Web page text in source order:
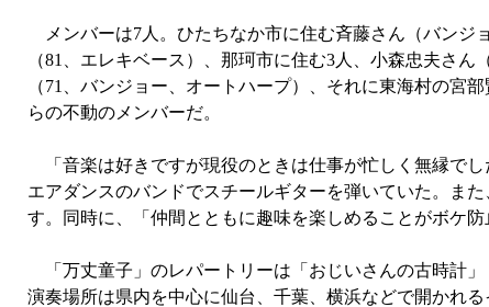
メンバーは7人。ひたちなか市に住む斉藤さん（バンジ
（81、エレキベース）、那珂市に住む3人、小森忠夫さ
（71、バンジョー、オートハープ）、それに東海村の宮
らの不動のメンバーだ。
「音楽は好きですが現役のときは仕事が忙しく無縁で
エアダンスのバンドでスチールギターを弾いていた。ま
す。同時に、「仲間とともに趣味を楽しめることがボケ
「万丈童子」のレパートリーは「おじいさんの古時計」
演奏場所は県内を中心に仙台、千葉、横浜などで開かれ